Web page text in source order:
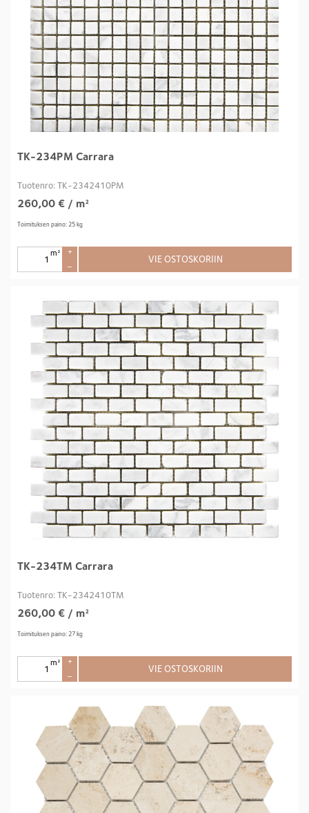
TK-234PM Carrara
Tuotenro: TK-2342410PM
260,00 € / m²
Toimituksen paino: 25 kg
m²
+
–
VIE OSTOSKORIIN
TK-234TM Carrara
Tuotenro: TK-2342410TM
260,00 € / m²
Toimituksen paino: 27 kg
m²
+
–
VIE OSTOSKORIIN